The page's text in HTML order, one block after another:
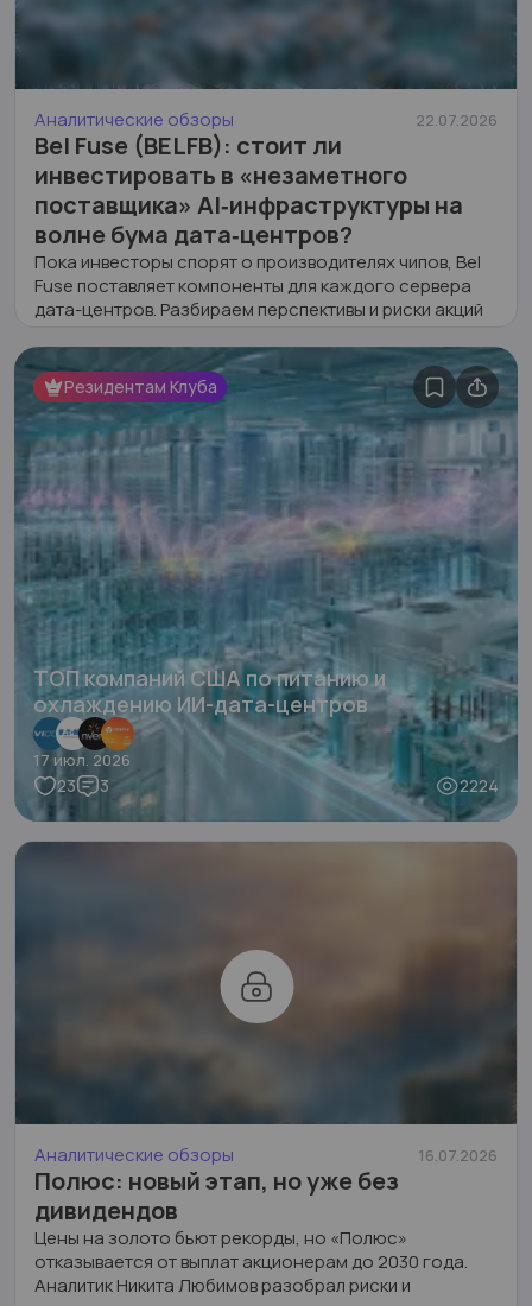
Аналитические обзоры 22.07.2026
Bel Fuse (BELFB): стоит ли
инвестировать в «незаметного
поставщика» AI‑инфраструктуры на
волне бума дата‑центров?
Пока инвесторы спорят о производителях чипов, Bel
Fuse поставляет компоненты для каждого сервера
дата-центров. Разбираем перспективы и риски акций
9 1 936
Резидентам Клуба
ТОП компаний США по питанию и
охлаждению ИИ-дата-центров
17 июл. 2026
23 3 2224
Аналитические обзоры 16.07.2026
Полюс: новый этап, но уже без
дивидендов
Цены на золото бьют рекорды, но «Полюс»
отказывается от выплат акционерам до 2030 года.
Аналитик Никита Любимов разобрал риски и